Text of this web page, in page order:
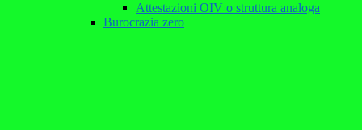
Attestazioni OIV o struttura analoga
Burocrazia zero